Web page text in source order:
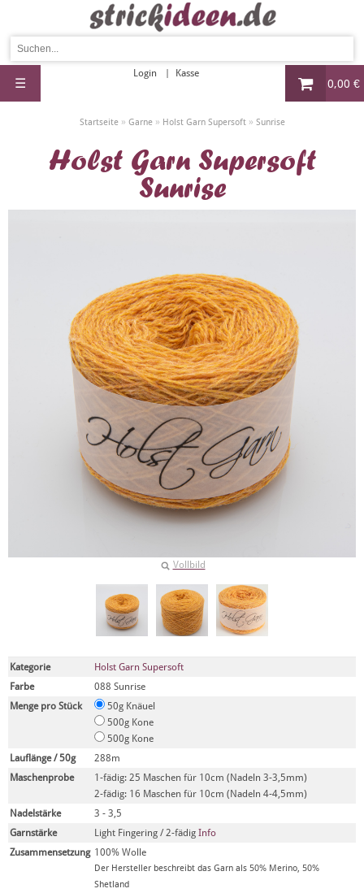
0,00 €
Login Kasse
☰
Startseite» Garne» Holst Garn Supersoft» Sunrise
Holst Garn Supersoft
Sunrise
Vollbild
Kategorie
Holst Garn Supersoft
Farbe
088 Sunrise
Menge pro Stück
50g Knäuel
500g Kone
500g Kone
Lauflänge / 50g
288m
Maschenprobe
1-fädig: 25 Maschen für 10cm (Nadeln 3-3,5mm)
2-fädig: 16 Maschen für 10cm (Nadeln 4-4,5mm)
Nadelstärke
3 - 3,5
Garnstärke
Light Fingering / 2-fädig Info
Zusammensetzung 100% Wolle
Der Hersteller beschreibt das Garn als 50% Merino, 50%
Shetland